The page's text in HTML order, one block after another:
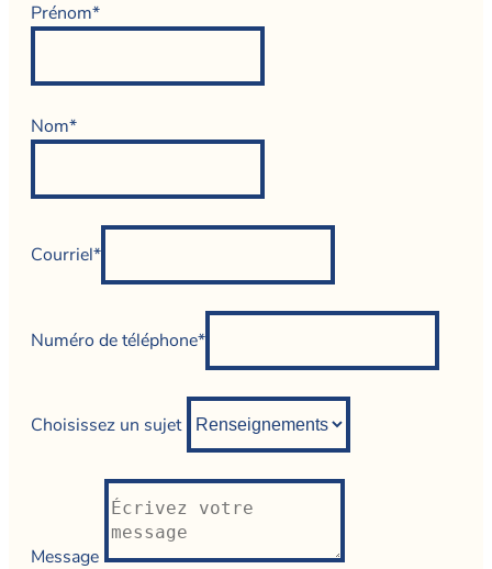
Prénom*
Nom*
Courriel*
Numéro de téléphone*
Choisissez un sujet
Message